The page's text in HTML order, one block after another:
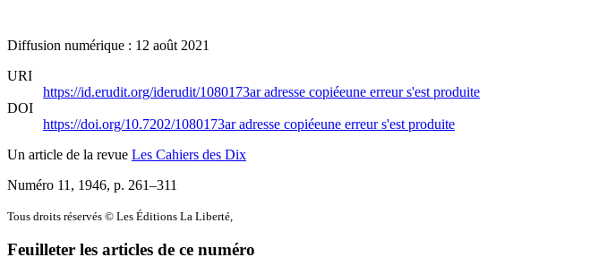
Diffusion numérique : 12 août 2021
URI
https://id.erudit.org/iderudit/1080173aradresse copiéeune erreur s'est produite
DOI
https://doi.org/10.7202/1080173aradresse copiéeune erreur s'est produite
Un article de la revue Les Cahiers des Dix
Numéro 11, 1946, p. 261–311
Tous droits réservés © Les Éditions La Liberté,
Feuilleter les articles de ce numéro